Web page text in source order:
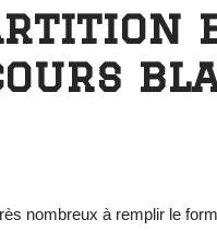
nombreux à remplir le